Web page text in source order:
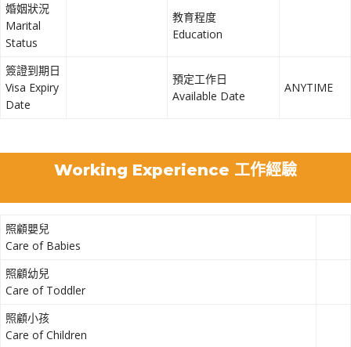
婚姻狀況
Marital
Status
教育程度
Education
簽證到期日
Visa Expiry
Date
預定工作日
Available Date
ANYTIME
Working Experience 工作經驗
照顧嬰兒
Care of Babies
照顧幼兒
Care of Toddler
照顧小孩
Care of Children